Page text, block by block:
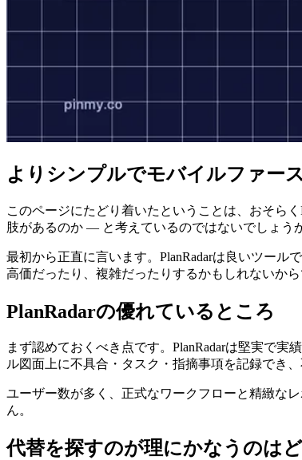
よりシンプルでモバイルファー
このページにたどり着いたということは、おそら
肢があるのか ― と考えているのではないでしょう
最初から正直に言います。PlanRadarは良いツール
高価だったり、複雑だったりするかもしれないか
PlanRadarの優れているところ
まず認めておくべき点です。PlanRadarは堅実で
ル図面上に不具合・タスク・指摘事項を記録でき
ユーザー数が多く、正式なワークフローと精緻な
ん。
代替を探すのが理にかなうのは